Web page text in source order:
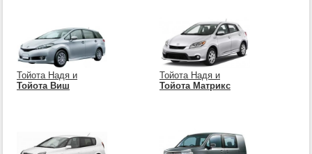
Тойота Надя и
Тойота Виш
Тойота Надя и
Тойота Матрикс